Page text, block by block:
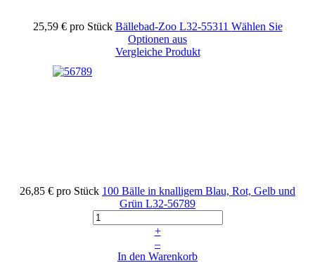
25,59 € pro Stück Bällebad-Zoo L32-55311 Wählen Sie
Optionen aus
Vergleiche Produkt
26,85 € pro Stück 100 Bälle in knalligem Blau, Rot, Gelb und
Grün L32-56789
+
–
In den Warenkorb